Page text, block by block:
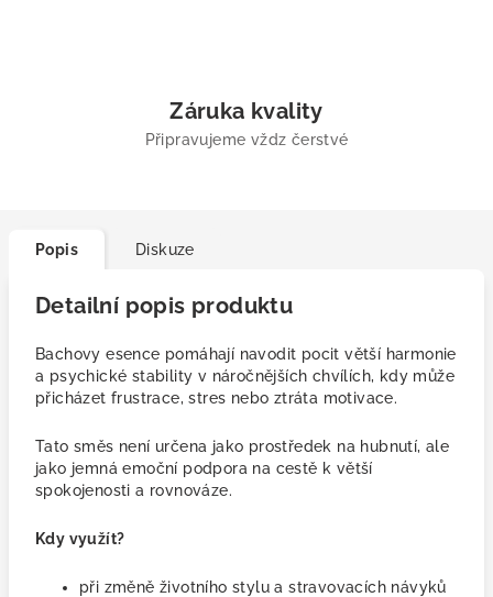
Záruka kvality
Připravujeme vždz čerstvé
Popis Diskuze
Detailní popis produktu
Bachovy esence pomáhají navodit pocit větší harmonie
a psychické stability v náročnějších chvílích, kdy může
přicházet frustrace, stres nebo ztráta motivace.
Tato směs není určena jako prostředek na hubnutí, ale
jako jemná emoční podpora na cestě k větší
spokojenosti a rovnováze.
Kdy využít?
při změně životního stylu a stravovacích návyků